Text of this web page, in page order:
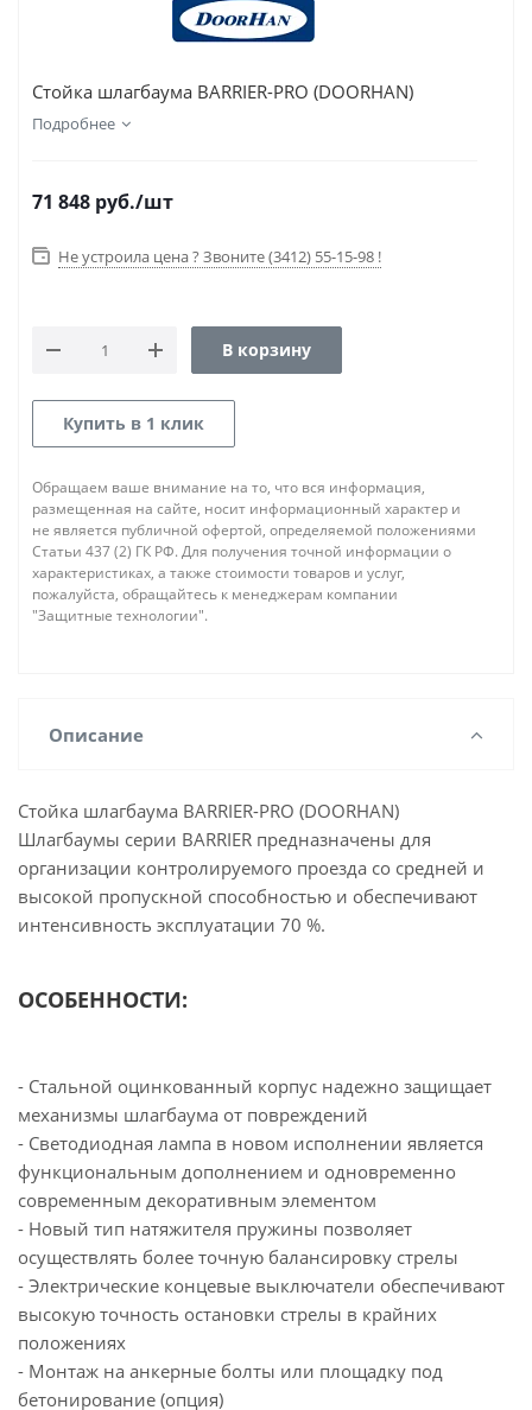
Стойка шлагбаума BARRIER-PRO (DOORHAN)
Подробнее
71 848 руб./шт
Не устроила цена ? Звоните (3412) 55-15-98 !
В корзину
Купить в 1 клик
Обращаем ваше внимание на то, что вся информация,
размещенная на сайте, носит информационный характер и
не является публичной офертой, определяемой положениями
Статьи 437 (2) ГК РФ. Для получения точной информации о
характеристиках, а также стоимости товаров и услуг,
пожалуйста, обращайтесь к менеджерам компании
"Защитные технологии".
Описание
Стойка шлагбаума BARRIER-PRO (DOORHAN)
Шлагбаумы серии BARRIER предназначены для
организации контролируемого проезда со средней и
высокой пропускной способностью и обеспечивают
интенсивность эксплуатации 70 %.
ОСОБЕННОСТИ:
- Стальной оцинкованный корпус надежно защищает
механизмы шлагбаума от повреждений
- Светодиодная лампа в новом исполнении является
функциональным дополнением и одновременно
современным декоративным элементом
- Новый тип натяжителя пружины позволяет
осуществлять более точную балансировку стрелы
- Электрические концевые выключатели обеспечивают
высокую точность остановки стрелы в крайних
положениях
- Монтаж на анкерные болты или площадку под
бетонирование (опция)